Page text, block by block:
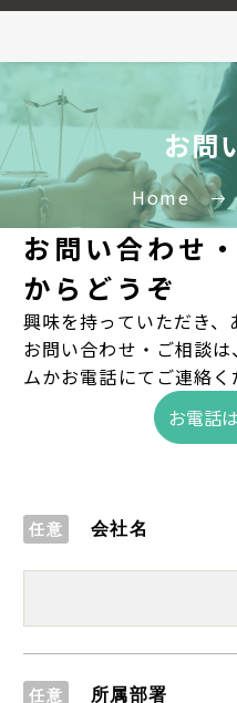
お問
Home
お問い合わせ
からどうぞ
興味を持っていただき、
お問い合わせ・ご相談
ムかお電話にてご連絡く
お電話
任意 会社名
任意 所属部署